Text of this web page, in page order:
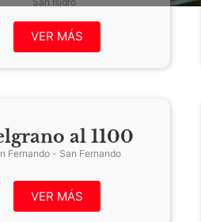
VER MÁS
al 1100
VER MÁS